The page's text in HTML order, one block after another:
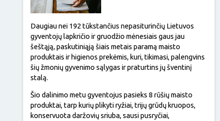
Daugiau nei 192 tūkstančius nepasiturinčių Lietuvos
gyventojų lapkričio ir gruodžio mėnesiais gaus jau
šeštąją, paskutiniąją šiais metais paramą maisto
produktais ir higienos prekėmis, kuri, tikimasi, palengvins
šių žmonių gyvenimo sąlygas ir praturtins jų šventinį
stalą.
Šio dalinimo metu gyventojus pasieks 8 rūšių maisto
produktai, tarp kurių plikyti ryžiai, trijų grūdų kruopos,
konservuota daržovių sriuba, sausi pusryčiai,